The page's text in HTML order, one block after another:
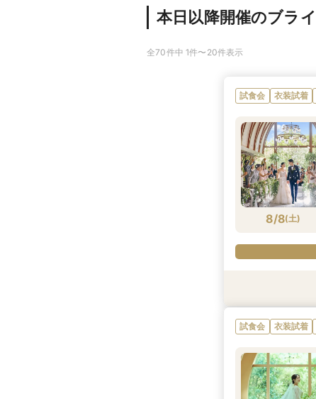
本日以降開催のブラ
全70件中 1件〜20件表示
試食会 衣装試着
8/8(土)
試食会 衣装試着